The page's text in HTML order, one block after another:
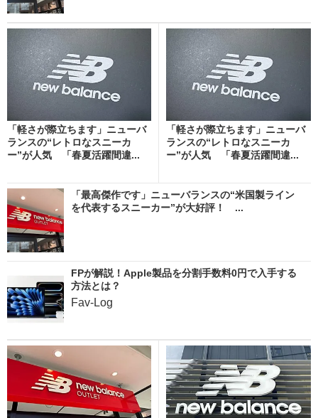
「軽さが際立ちます」ニューバ
ランスの“レトロなスニーカ
ー”が人気 「春夏活躍間違...
「軽さが際立ちます」ニューバ
ランスの“レトロなスニーカ
ー”が人気 「春夏活躍間違...
「最高傑作です」ニューバランスの“米国製ライン
を代表するスニーカー”が大好評！ ...
FPが解説！Apple製品を分割手数料0円で入手する
方法とは？
Fav-Log